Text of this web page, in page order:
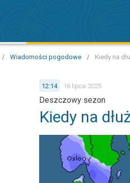
/ Wiadomości pogodowe / Kiedy na
12:14 16 lipca 2025
Deszczowy sezon
Kiedy na